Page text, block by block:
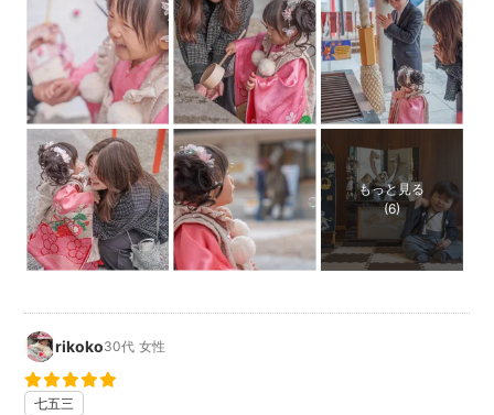
もっと見る
(6)
rikoko30代 女性
七五三